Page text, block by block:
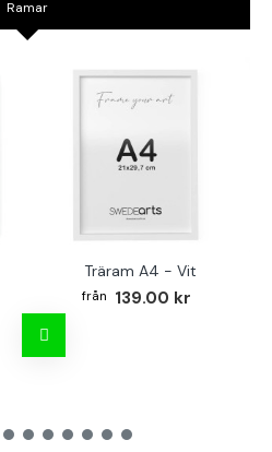
Ramar
Träram A4 - Vit
139.00 kr